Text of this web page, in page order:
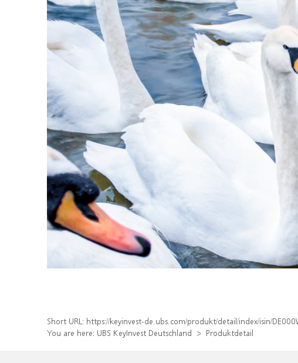
Short URL: https://keyinvest-de.ubs.com/produkt/detail/index/isin/
You are here: UBS KeyInvest Deutschland Produktdetail